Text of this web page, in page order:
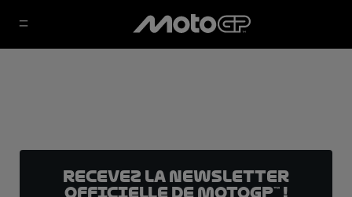
Recevez la Newsletter
officielle de MotoGP™ !